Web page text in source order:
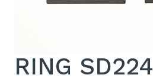
RING SD224